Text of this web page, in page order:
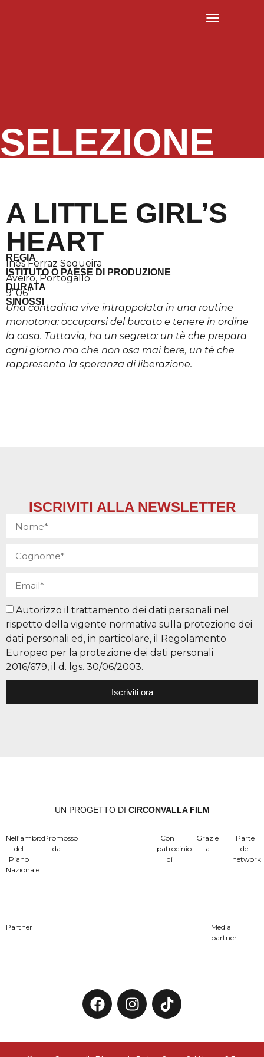
SELEZIONE
A LITTLE GIRL’S
HEART
REGIA
Inês Ferraz Sequeira
ISTITUTO O PAESE DI PRODUZIONE
Aveiro, Portogallo
DURATA
9’ 06’’
SINOSSI
Una contadina vive intrappolata in una routine
monotona: occuparsi del bucato e tenere in ordine
la casa. Tuttavia, ha un segreto: un tè che prepara
ogni giorno ma che non osa mai bere, un tè che
rappresenta la speranza di liberazione.
ISCRIVITI ALLA NEWSLETTER
Autorizzo il trattamento dei dati personali nel
rispetto della vigente normativa sulla protezione dei
dati personali ed, in particolare, il Regolamento
Europeo per la protezione dei dati personali
2016/679, il d. lgs. 30/06/2003.
Iscriviti ora
UN PROGETTO DI CIRCONVALLA FILM
Nell’ambito
del
Piano
Nazionale
Promosso
da
Con il
patrocinio
di
Grazie
a
Parte
del
network
Partner
Media
partner